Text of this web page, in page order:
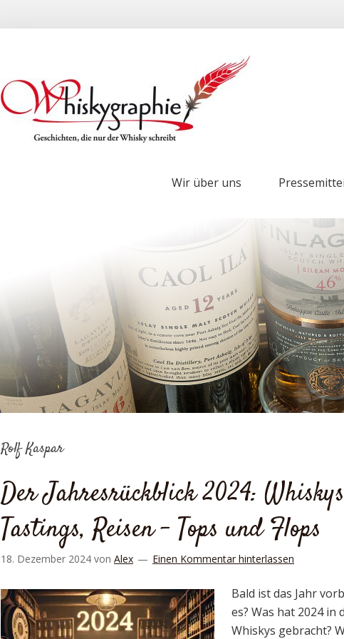
Wir über uns
Rolf Kaspar
Der Jahresrückblick 2024:
Tastings, Reisen – Tops und Flops
18. Dezember 2024 von Alex Einen Kommentar hinterlassen
Bald ist das Jahr
es? Was hat 2024 in
Whiskys gebracht?